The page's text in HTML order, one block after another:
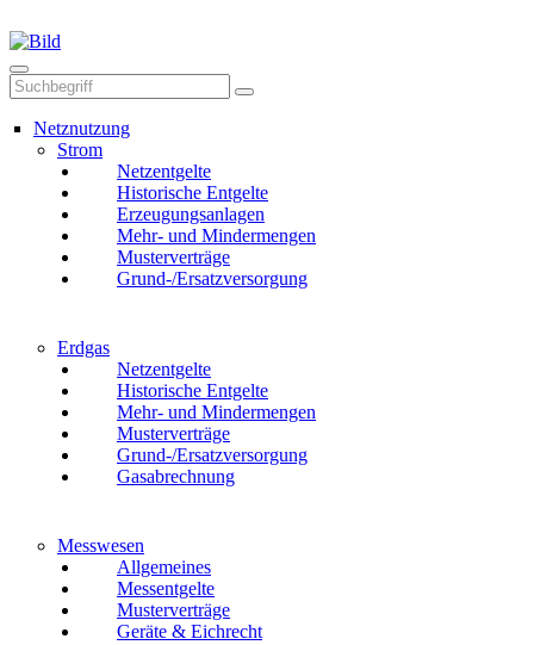
Netznutzung
Strom
Netzentgelte
Historische Entgelte
Erzeugungsanlagen
Mehr- und Mindermengen
Musterverträge
Grund-/Ersatzversorgung
Erdgas
Netzentgelte
Historische Entgelte
Mehr- und Mindermengen
Musterverträge
Grund-/Ersatzversorgung
Gasabrechnung
Messwesen
Allgemeines
Messentgelte
Musterverträge
Geräte & Eichrecht